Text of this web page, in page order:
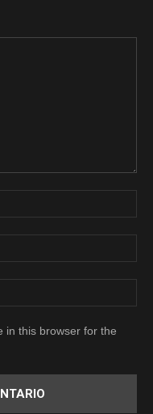
in this browser for the